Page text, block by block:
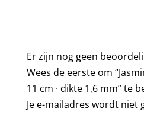
Er zijn nog geen
Wees de eerste om
11 cm · dikte 1,6 mm” te
Je e-mailadres wordt niet